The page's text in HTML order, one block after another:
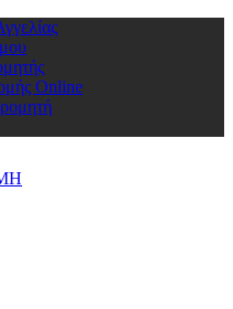
Online